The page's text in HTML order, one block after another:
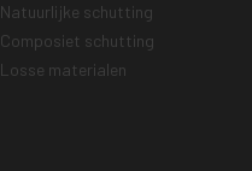
Natuurlijke schutting
Composiet schutting
Losse materialen